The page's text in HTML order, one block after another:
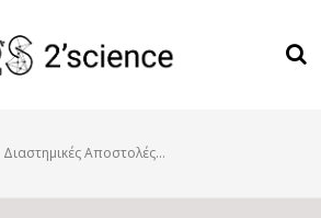
Διαστημικές Αποστολές και τροχιές Hohmann